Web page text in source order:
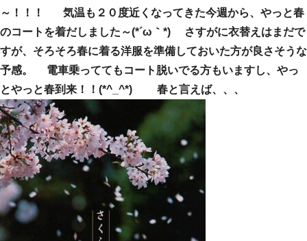
～！！！ 気温も２０度近くなってきた今週から、やっと春
のコートを着だしました～(*´ω｀*) さすがに衣替えはまだで
すが、そろそろ春に着る洋服を準備しておいた方が良さそうな
予感。 電車乗っててもコート脱いでる方もいますし、やっ
とやっと春到来！！(*^_^*) 春と言えば、、、